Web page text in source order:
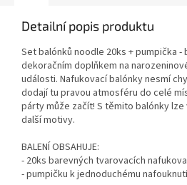
Detailní popis produktu
Set balónků noodle 20ks + pumpička
dekoračním doplňkem na
události. Nafukovací balónky nesmí
dodají tu pravou atmosféru do celé
párty může začít! S těmito balónky
další motivy.
BALENÍ OBSAHUJE:
- 20ks barevných tvarovacích
- pumpičku k jednoduchému nafouknutí